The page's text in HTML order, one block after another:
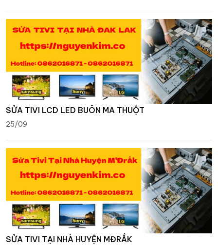
SỬA TIVI LCD LED BUÔN MA THUỘT
25/09
SỬA TIVI TẠI NHÀ HUYỆN MĐRẮK